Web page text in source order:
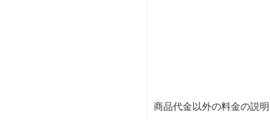
商品代金以外の料金の説明